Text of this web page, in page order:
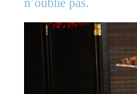
n’oublie pas.